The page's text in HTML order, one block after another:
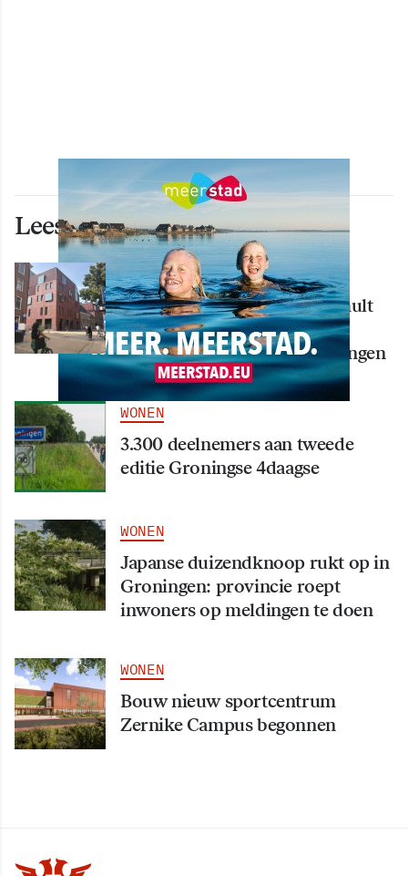
Lees ook deze artikelen
WONEN
Nieuw creatief centrum Tumult
bijna klaar: opening eind
september in hart van Groningen
WONEN
3.300 deelnemers aan tweede
editie Groningse 4daagse
WONEN
Japanse duizendknoop rukt op in
Groningen: provincie roept
inwoners op meldingen te doen
WONEN
Bouw nieuw sportcentrum
Zernike Campus begonnen